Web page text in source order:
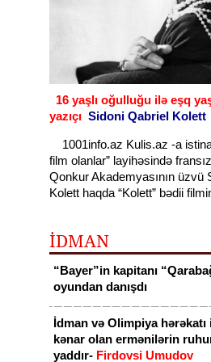
16 yaşlı oğulluğu ilə eşq
yazıçı Sidoni Qabriel Kolett
1001info.az Kulis.az -a
film olanlar” layihəsində fransız
Qonkur Akademyasının üzvü
Kolett haqda “Kolett” bədii
İDMAN
“Bayer”in kapitanı
oyundan danışdı
İdman və Olimpiya hərəkatı
kənar olan ermənilərin
yaddır- Firdovsi Umudov